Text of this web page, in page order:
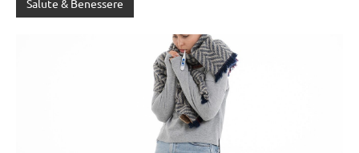
Salute & Benessere